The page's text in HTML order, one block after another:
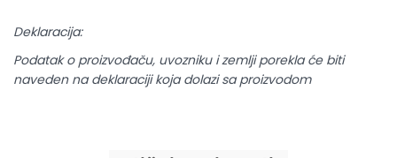
Deklaracija:
Podatak o proizvođaču, uvozniku i zemlji porekla će biti
naveden na deklaraciji koja dolazi sa proizvodom